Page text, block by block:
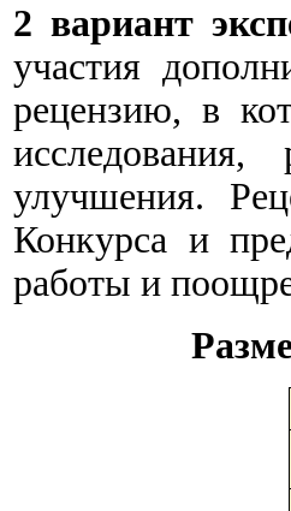
2 вариант
участия
рецензию, в
улучшения.
Конкурса и
работы и